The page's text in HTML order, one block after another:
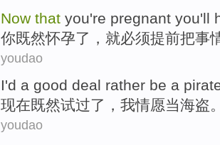
Now that you're pregnant you'll
你既然怀孕了， 就必须提前把事
youdao
I'd a good deal rather be a
现在既然试过了， 我情愿当海盗
youdao